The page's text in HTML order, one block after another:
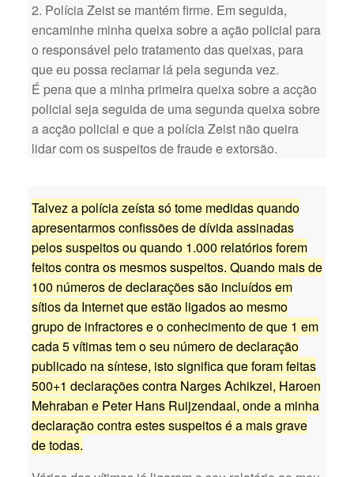
2. Polícia Zeist se mantém firme. Em seguida,
encaminhe minha queixa sobre a ação policial para
o responsável pelo tratamento das queixas, para
que eu possa reclamar lá pela segunda vez.
É pena que a minha primeira queixa sobre a acção
policial seja seguida de uma segunda queixa sobre
a acção policial e que a polícia Zeist não queira
lidar com os suspeitos de fraude e extorsão.
Talvez a polícia zeísta só tome medidas quando
apresentarmos confissões de dívida assinadas
pelos suspeitos ou quando 1.000 relatórios forem
feitos contra os mesmos suspeitos. Quando mais de
100 números de declarações são incluídos em
sítios da Internet que estão ligados ao mesmo
grupo de infractores e o conhecimento de que 1 em
cada 5 vítimas tem o seu número de declaração
publicado na síntese, isto significa que foram feitas
500+1 declarações contra Narges Achikzei, Haroen
Mehraban e Peter Hans Ruijzendaal, onde a minha
declaração contra estes suspeitos é a mais grave
de todas.